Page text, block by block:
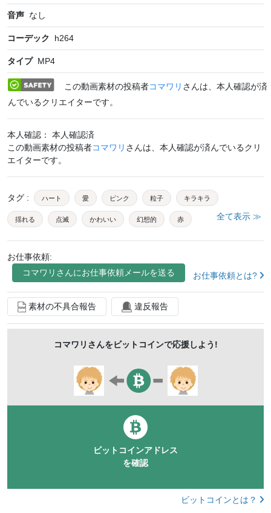
音声 なし
コーデック h264
タイプ MP4
この動画素材の投稿者コマワリ さんは、本人確認が済
んでいるクリエイターです。
本人確認： 本人確認済
この動画素材の投稿者コマワリ さんは、本人確認が済んでいるクリ
エイターです。
タグ : ハート 愛 ピンク 粒子 キラキラ
揺れる 点滅 かわいい 幻想的 赤
タイトル 背景 ラメ 光 クリスマス 春
3d cg
星 水 バブル 空間 お祝い 休日
都会 結婚 結婚式 輝き エフェクト
全て表示 ≫
お仕事依頼:
コマワリ さんにお仕事依頼メールを送る お仕事依頼とは?
素材の不具合報告 違反報告
コマワリ さんをビットコインで応援しよう!
ビットコインアドレス
を確認
ビットコインとは？